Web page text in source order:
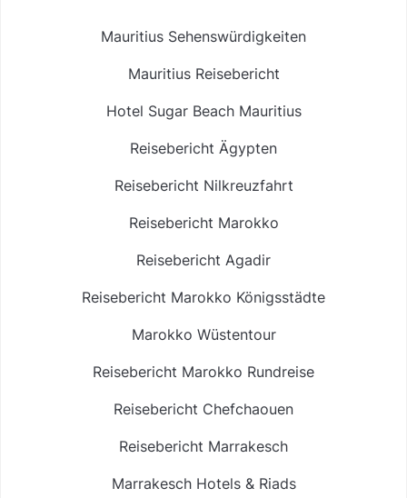
Mauritius Sehenswürdigkeiten
Mauritius Reisebericht
Hotel Sugar Beach Mauritius
Reisebericht Ägypten
Reisebericht Nilkreuzfahrt
Reisebericht Marokko
Reisebericht Agadir
Reisebericht Marokko Königsstädte
Marokko Wüstentour
Reisebericht Marokko Rundreise
Reisebericht Chefchaouen
Reisebericht Marrakesch
Marrakesch Hotels & Riads